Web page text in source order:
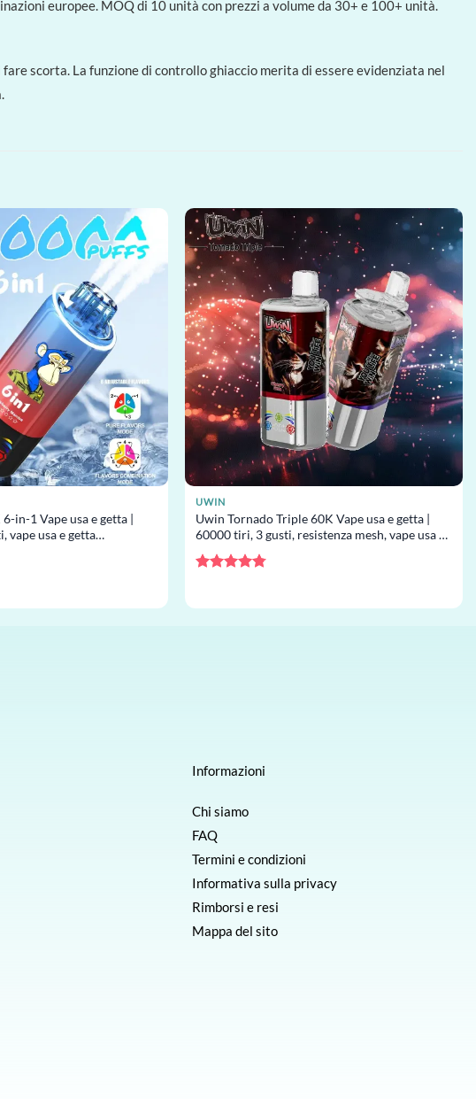
europee. MOQ di 10 unità con prezzi a volume da 30+ e 100+ unità.
scorta. La funzione di controllo ghiaccio merita di essere evidenziata nel
in-1 Vape usa e getta |
vape usa e getta
UWIN
Uwin Tornado Triple 60K Vape usa e getta |
60000 tiri, 3 gusti, resistenza mesh, vape usa e
getta all’ingrosso
Informazioni
Chi siamo
FAQ
Termini e condizioni
Informativa sulla privacy
Rimborsi e resi
Mappa del sito